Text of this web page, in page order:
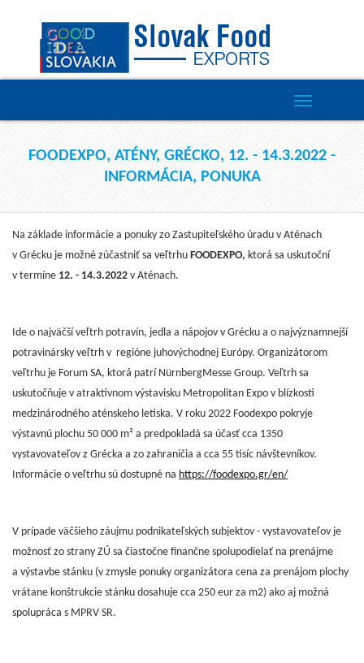
Toggle
navigation
FOODEXPO, ATÉNY, GRÉCKO, 12. - 14.3.2022 -
INFORMÁCIA, PONUKA
Na základe informácie a ponuky zo Zastupiteľského úradu v Aténach
v Grécku je možné zúčastniť sa veľtrhu FOODEXPO, ktorá sa uskutoční
v termíne 12. - 14.3.2022 v Aténach.
Ide o najväčší veľtrh potravín, jedla a nápojov v Grécku a o najvýznamnejší
potravinársky veľtrh v regióne juhovýchodnej Európy. Organizátorom
veľtrhu je Forum SA, ktorá patrí NürnbergMesse Group. Veľtrh sa
uskutočňuje v atraktívnom výstavisku Metropolitan Expo v blízkosti
medzinárodného aténskeho letiska. V roku 2022 Foodexpo pokryje
výstavnú plochu 50 000 m² a predpokladá sa účasť cca 1350
vystavovateľov z Grécka a zo zahraničia a cca 55 tisíc návštevníkov.
Informácie o veľtrhu sú dostupné na https://foodexpo.gr/en/
V prípade väčšieho záujmu podnikateľských subjektov - vystavovateľov je
možnosť zo strany ZÚ sa čiastočne finančne spolupodielať na prenájme
a výstavbe stánku (v zmysle ponuky organizátora cena za prenájom plochy
vrátane konštrukcie stánku dosahuje cca 250 eur za m2) ako aj možná
spolupráca s MPRV SR.